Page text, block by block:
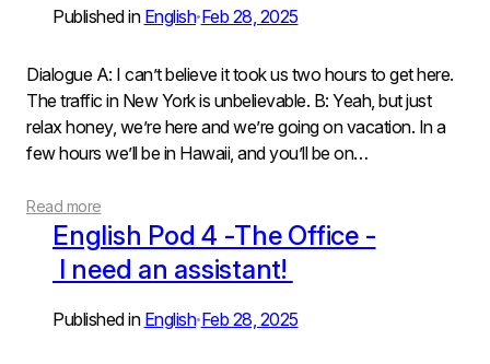
Published in English•Feb 28, 2025
Dialogue A: I can’t believe it took us two hours to get here.
The traffic in New York is unbelievable. B: Yeah, but just
relax honey, we’re here and we’re going on vacation. In a
few hours we’ll be in Hawaii, and you’ll be on…
Read more
English Pod 4 ‐The Office ‐
I need an assistant!
Published in English•Feb 28, 2025